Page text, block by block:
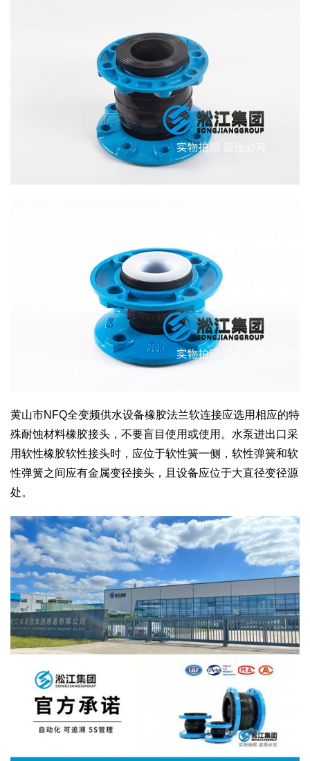
黄山市NFQ全变频供水设备橡胶法兰软连接应选用相应的特
殊耐蚀材料橡胶接头，不要盲目使用或使用。水泵进出口采
用软性橡胶软性接头时，应位于软性簧一侧，软性弹簧和软
性弹簧之间应有金属变径接头，且设备应位于大直径变径源
处。